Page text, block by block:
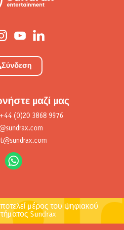
Σύνδεση
μαζί μας
+44 (0)20 3868 9976
μέρος του ψηφιακού
Sundrax